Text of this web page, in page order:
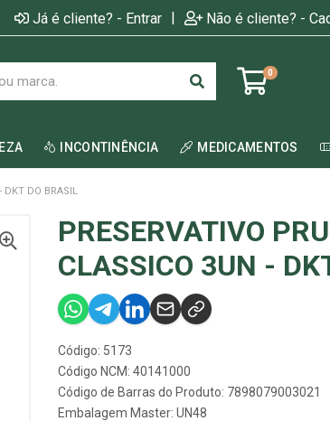
Já é cliente? - Entrar | Não é cliente? -
0
INCONTINÊNCIA MEDICAMENTOS
DKT DO BRASIL
PRESERVATIVO
CLASSICO 3UN -
Código: 5173
Código NCM: 40141000
Código de Barras do Produto: 7898079003021
Embalagem Master: UN48